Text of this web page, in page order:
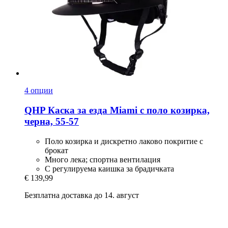
4 опции
QHP Каска за езда Miami с поло козирка,
черна, 55-​57
Поло козирка и дискретно лаково покритие с
брокат
Много лека; спортна вентилация
С регулируема каишка за брадичката
€ 139,99
Безплатна доставка до 14. август